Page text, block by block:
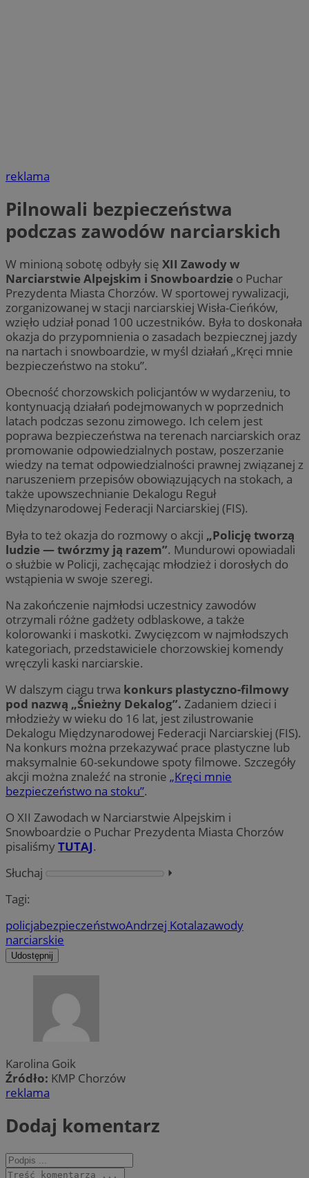
reklama
Pilnowali bezpieczeństwa
podczas zawodów narciarskich
W minioną sobotę odbyły się XII Zawody w
Narciarstwie Alpejskim i Snowboardzie o Puchar
Prezydenta Miasta Chorzów. W sportowej rywalizacji,
zorganizowanej w stacji narciarskiej Wisła-Cieńków,
wzięło udział ponad 100 uczestników. Była to doskonała
okazja do przypomnienia o zasadach bezpiecznej jazdy
na nartach i snowboardzie, w myśl działań „Kręci mnie
bezpieczeństwo na stoku”.
Obecność chorzowskich policjantów w wydarzeniu, to
kontynuacją działań podejmowanych w poprzednich
latach podczas sezonu zimowego. Ich celem jest
poprawa bezpieczeństwa na terenach narciarskich oraz
promowanie odpowiedzialnych postaw, poszerzanie
wiedzy na temat odpowiedzialności prawnej związanej z
naruszeniem przepisów obowiązujących na stokach, a
także upowszechnianie Dekalogu Reguł
Międzynarodowej Federacji Narciarskiej (FIS).
Była to też okazja do rozmowy o akcji „Policję tworzą
ludzie — twórzmy ją razem”. Mundurowi opowiadali
o służbie w Policji, zachęcając młodzież i dorosłych do
wstąpienia w swoje szeregi.
Na zakończenie najmłodsi uczestnicy zawodów
otrzymali różne gadżety odblaskowe, a także
kolorowanki i maskotki. Zwycięzcom w najmłodszych
kategoriach, przedstawiciele chorzowskiej komendy
wręczyli kaski narciarskie.
W dalszym ciągu trwa konkurs plastyczno-filmowy
pod nazwą „Śnieżny Dekalog”. Zadaniem dzieci i
młodzieży w wieku do 16 lat, jest zilustrowanie
Dekalogu Międzynarodowej Federacji Narciarskiej (FIS).
Na konkurs można przekazywać prace plastyczne lub
maksymalnie 60-sekundowe spoty filmowe. Szczegóły
akcji można znaleźć na stronie „Kręci mnie
bezpieczeństwo na stoku”.
O XII Zawodach w Narciarstwie Alpejskim i
Snowboardzie o Puchar Prezydenta Miasta Chorzów
pisaliśmyTUTAJ.
Słuchaj
⏵︎
Tagi:
policjabezpieczeństwoAndrzej Kotalazawody
narciarskie
Udostępnij
Karolina Goik
Źródło: KMP Chorzów
reklama
Dodaj komentarz